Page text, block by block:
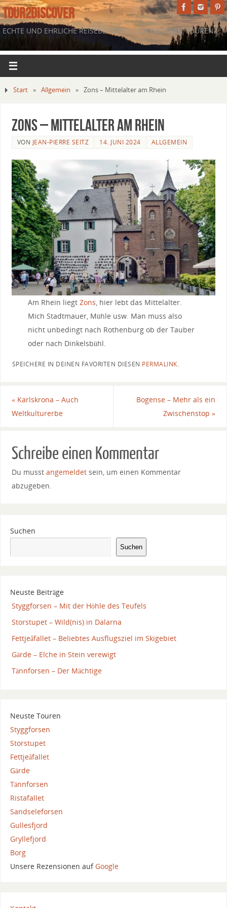
TOUR2DISCOVER
ECHTE UND EHRLICHE REISEBERICHTE VON UNSEREN TOUREN.
Start » Allgemein » Zons – Mittelalter am Rhein
Zons – Mittelalter am Rhein
VON JEAN-PIERRE SEITZ 14. JUNI 2024 ALLGEMEIN
Am Rhein liegt Zons , hier lebt das Mittelalter.
Mich Stadtmauer, Mühle usw. Man muss also
nicht unbedingt nach Rothenburg ob der Tauber
oder nach Dinkelsbühl.
SPEICHERE IN DEINEN FAVORITEN DIESEN PERMALINK.
«Karlskrona – Auch
Weltkulturerbe
Bogense – Mehr als ein
Zwischenstop»
Schreibe einen Kommentar
Du musst angemeldetsein, um einen Kommentar
abzugeben.
Suchen
Suchen
Neuste Beiträge
Styggforsen – Mit der Höhle des Teufels
Storstupet – Wild(nis) in Dalarna
Fettjeåfallet – Beliebtes Ausflugsziel im Skigebiet
Gärde – Elche in Stein verewigt
Tännforsen – Der Mächtige
Neuste Touren
Styggforsen
Storstupet
Fettjeåfallet
Gärde
Tännforsen
Ristafallet
Sandseleforsen
Gullesfjord
Gryllefjord
Borg
Unsere Rezensionen aufGoogle